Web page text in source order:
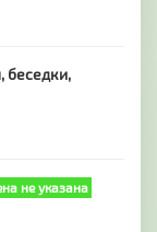
не указана